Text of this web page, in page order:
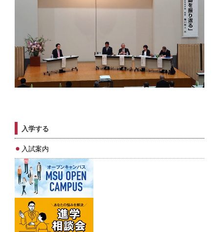
入学する
入試案内